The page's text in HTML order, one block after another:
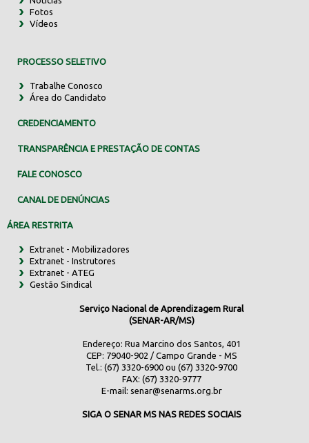
Fotos
Vídeos
PROCESSO SELETIVO
Trabalhe Conosco
Área do Candidato
CREDENCIAMENTO
TRANSPARÊNCIA E PRESTAÇÃO DE CONTAS
FALE CONOSCO
CANAL DE DENÚNCIAS
ÁREA RESTRITA
Extranet - Mobilizadores
Extranet - Instrutores
Extranet - ATEG
Gestão Sindical
Serviço Nacional de Aprendizagem Rural
(SENAR-AR/MS)
Endereço: Rua Marcino dos Santos, 401
CEP: 79040-902 / Campo Grande - MS
Tel.: (67) 3320-6900 ou (67) 3320-9700
FAX: (67) 3320-9777
E-mail: senar@senarms.org.br
SIGA O SENAR MS NAS REDES SOCIAIS